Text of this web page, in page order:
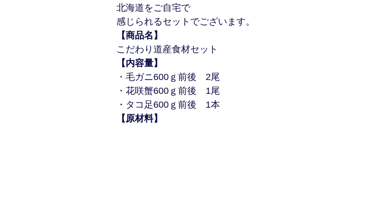
北海道をご自宅で
感じられるセットでございます。
【商品名】
こだわり道産食材セット
【内容量】
・毛ガニ600ｇ前後 2尾
・花咲蟹600ｇ前後 1尾
・タコ足600ｇ前後 1本
【原材料】